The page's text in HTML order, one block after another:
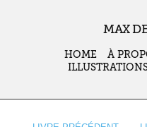
MAX
HOME À